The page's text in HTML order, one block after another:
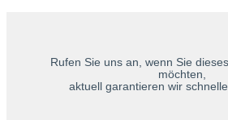
Rufen Sie uns an, wenn Sie
möchten,
aktuell garantieren wir